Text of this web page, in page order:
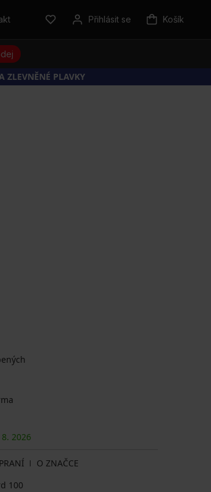
Přihlásit se Košík
ZLEVNĚNÉ PLAVKY
2026
O ZNAČCE
100